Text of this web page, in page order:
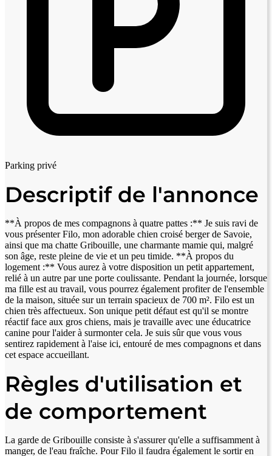
Parking privé
Descriptif de l'annonce
**À propos de mes compagnons à quatre pattes :** Je suis ravi de
vous présenter Filo, mon adorable chien croisé berger de Savoie,
ainsi que ma chatte Gribouille, une charmante mamie qui, malgré
son âge, reste pleine de vie et un peu timide. **À propos du
logement :** Vous aurez à votre disposition un petit appartement,
relié à un autre par une porte coulissante. Pendant la journée, lorsque
ma fille est au travail, vous pourrez également profiter de l'ensemble
de la maison, située sur un terrain spacieux de 700 m². Filo est un
chien très affectueux. Son unique petit défaut est qu'il se montre
réactif face aux gros chiens, mais je travaille avec une éducatrice
canine pour l'aider à surmonter cela. Je suis sûr que vous vous
sentirez rapidement à l'aise ici, entouré de mes compagnons et dans
cet espace accueillant.
Règles d'utilisation et
de comportement
La garde de Gribouille consiste à s'assurer qu'elle a suffisamment à
manger, de l'eau fraîche. Pour Filo il faudra également le sortir en